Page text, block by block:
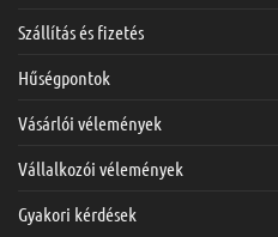
Szállítás és fizetés
Hűségpontok
Vásárlói vélemények
Vállalkozói vélemények
Gyakori kérdések